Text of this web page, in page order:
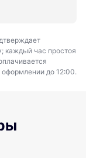
каждый час простоя
оформлении до 12:00.